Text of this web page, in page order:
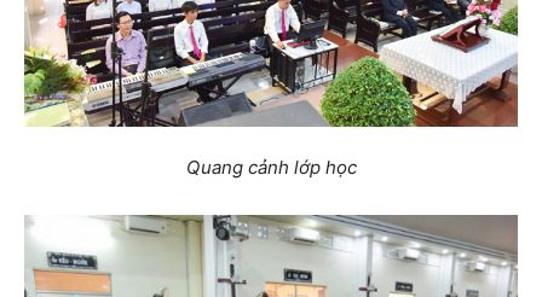
Quang cảnh lớp học